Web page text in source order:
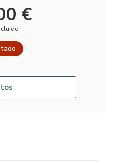
€